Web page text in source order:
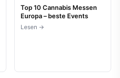
Top 10 Cannabis Messen
Europa – beste Events
Lesen →